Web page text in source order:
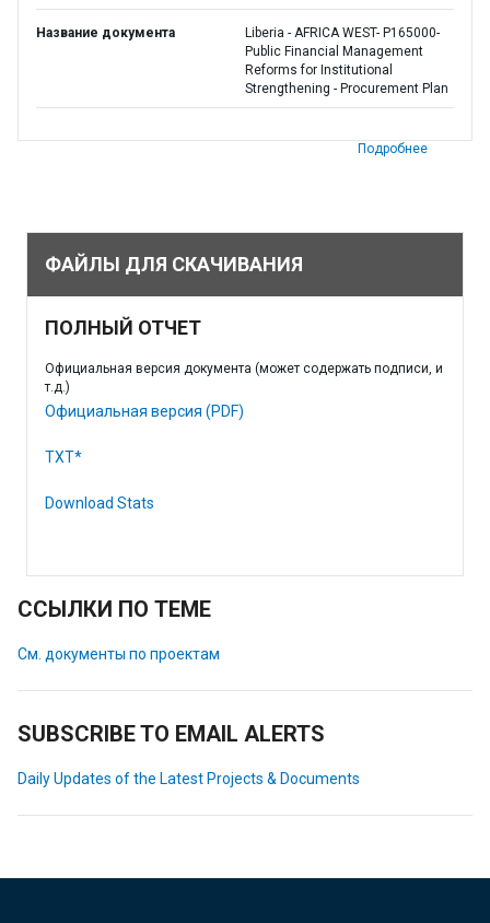
Название документа
Liberia - AFRICA WEST- P165000-
Public Financial Management
Reforms for Institutional
Strengthening - Procurement Plan
Подробнее
ФАЙЛЫ ДЛЯ СКАЧИВАНИЯ
ПОЛНЫЙ ОТЧЕТ
Официальная версия документа (может содержать подписи, и
т.д.)
Официальная версия (PDF)
TXT*
Download Stats
ССЫЛКИ ПО ТЕМЕ
См. документы по проектам
SUBSCRIBE TO EMAIL ALERTS
Daily Updates of the Latest Projects & Documents